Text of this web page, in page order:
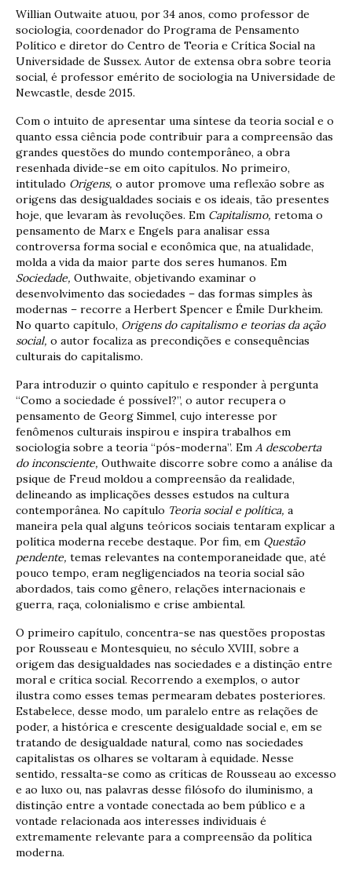
Willian Outwaite atuou, por 34 anos, como professor de
sociologia, coordenador do Programa de Pensamento
Político e diretor do Centro de Teoria e Crítica Social na
Universidade de Sussex. Autor de extensa obra sobre teoria
social, é professor emérito de sociologia na Universidade de
Newcastle, desde 2015.
Com o intuito de apresentar uma síntese da teoria social e o
quanto essa ciência pode contribuir para a compreensão das
grandes questões do mundo contemporâneo, a obra
resenhada divide-se em oito capítulos. No primeiro,
intitulado Origens, o autor promove uma reflexão sobre as
origens das desigualdades sociais e os ideais, tão presentes
hoje, que levaram às revoluções. Em Capitalismo, retoma o
pensamento de Marx e Engels para analisar essa
controversa forma social e econômica que, na atualidade,
molda a vida da maior parte dos seres humanos. Em
Sociedade, Outhwaite, objetivando examinar o
desenvolvimento das sociedades – das formas simples às
modernas – recorre a Herbert Spencer e Émile Durkheim.
No quarto capítulo, Origens do capitalismo e teorias da ação
social, o autor focaliza as precondições e consequências
culturais do capitalismo.
Para introduzir o quinto capítulo e responder à pergunta
“Como a sociedade é possível?”, o autor recupera o
pensamento de Georg Simmel, cujo interesse por
fenômenos culturais inspirou e inspira trabalhos em
sociologia sobre a teoria “pós-moderna”. Em A descoberta
do inconsciente, Outhwaite discorre sobre como a análise da
psique de Freud moldou a compreensão da realidade,
delineando as implicações desses estudos na cultura
contemporânea. No capítulo Teoria social e política, a
maneira pela qual alguns teóricos sociais tentaram explicar a
política moderna recebe destaque. Por fim, em Questão
pendente, temas relevantes na contemporaneidade que, até
pouco tempo, eram negligenciados na teoria social são
abordados, tais como gênero, relações internacionais e
guerra, raça, colonialismo e crise ambiental.
O primeiro capítulo, concentra-se nas questões propostas
por Rousseau e Montesquieu, no século XVIII, sobre a
origem das desigualdades nas sociedades e a distinção entre
moral e crítica social. Recorrendo a exemplos, o autor
ilustra como esses temas permearam debates posteriores.
Estabelece, desse modo, um paralelo entre as relações de
poder, a histórica e crescente desigualdade social e, em se
tratando de desigualdade natural, como nas sociedades
capitalistas os olhares se voltaram à equidade. Nesse
sentido, ressalta-se como as críticas de Rousseau ao excesso
e ao luxo ou, nas palavras desse filósofo do iluminismo, a
distinção entre a vontade conectada ao bem público e a
vontade relacionada aos interesses individuais é
extremamente relevante para a compreensão da política
moderna.